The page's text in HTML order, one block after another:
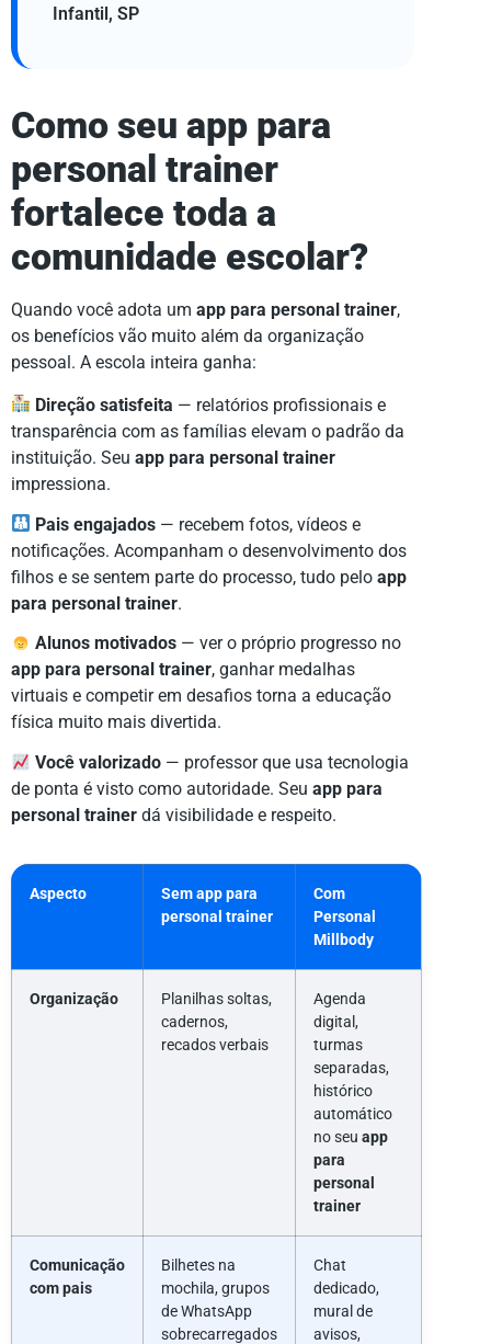
Infantil, SP
Como seu app para
personal trainer
fortalece toda a
comunidade escolar?
Quando você adota um app para personal trainer,
os benefícios vão muito além da organização
pessoal. A escola inteira ganha:
Direção satisfeita — relatórios profissionais e
transparência com as famílias elevam o padrão da
instituição. Seu app para personal trainer
impressiona.
Pais engajados — recebem fotos, vídeos e
notificações. Acompanham o desenvolvimento dos
filhos e se sentem parte do processo, tudo pelo app
para personal trainer.
Alunos motivados — ver o próprio progresso no
app para personal trainer, ganhar medalhas
virtuais e competir em desafios torna a educação
física muito mais divertida.
Você valorizado — professor que usa tecnologia
de ponta é visto como autoridade. Seu app para
personal trainer dá visibilidade e respeito.
Aspecto
Sem app para
personal trainer
Com
Personal
Millbody
Organização
Planilhas soltas,
cadernos,
recados verbais
Agenda
digital,
turmas
separadas,
histórico
automático
no seu app
para
personal
trainer
Comunicação
com pais
Bilhetes na
mochila, grupos
de WhatsApp
sobrecarregados
Chat
dedicado,
mural de
avisos,